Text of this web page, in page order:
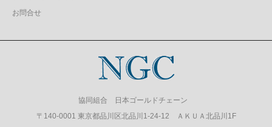
お問合せ
協同組合 日本ゴールドチェーン
〒140-0001 東京都品川区北品川1-24-12 ＡＫＵＡ北品川1F